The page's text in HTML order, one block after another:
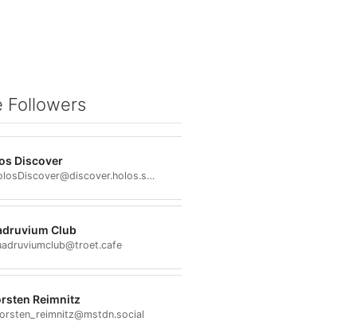
Followers
Discover
@HolosDiscover@discover.holos.social
Club
Reimnitz